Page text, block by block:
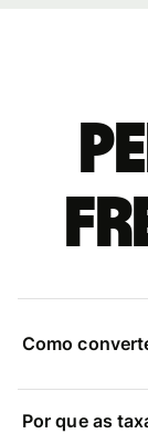
Como
Por que as